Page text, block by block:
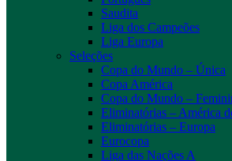
Saudita
Liga dos Campeões
Liga Europa
Seleções
Copa do Mundo – Única
Copa América
Copa do Mundo –
Eliminatórias – América
Eliminatórias – Europa
Eurocopa
Liga das Nações A